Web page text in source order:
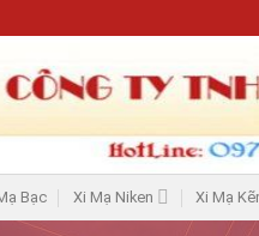
Bạc Xi Mạ Niken Xi Mạ